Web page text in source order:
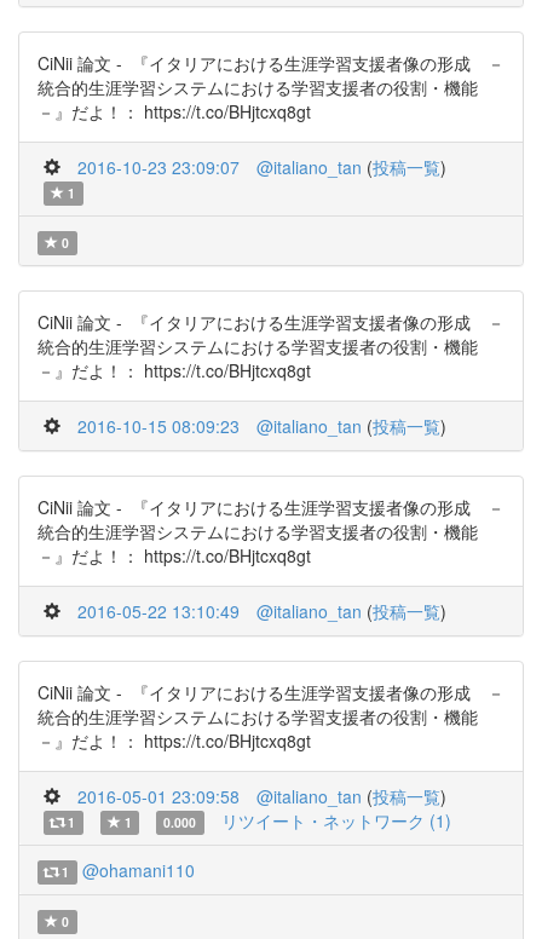
CiNii 論文 - 『イタリアにおける生涯学習支援者像の形成 －
統合的生涯学習システムにおける学習支援者の役割・機能
－』だよ！： https://t.co/BHjtcxq8gt
2016-10-23 23:09:07 @italiano_tan (投稿一覧)
1
0
CiNii 論文 - 『イタリアにおける生涯学習支援者像の形成 －
統合的生涯学習システムにおける学習支援者の役割・機能
－』だよ！： https://t.co/BHjtcxq8gt
2016-10-15 08:09:23 @italiano_tan (投稿一覧)
CiNii 論文 - 『イタリアにおける生涯学習支援者像の形成 －
統合的生涯学習システムにおける学習支援者の役割・機能
－』だよ！： https://t.co/BHjtcxq8gt
2016-05-22 13:10:49 @italiano_tan (投稿一覧)
CiNii 論文 - 『イタリアにおける生涯学習支援者像の形成 －
統合的生涯学習システムにおける学習支援者の役割・機能
－』だよ！： https://t.co/BHjtcxq8gt
2016-05-01 23:09:58 @italiano_tan (投稿一覧)
1 1 0.000 リツイート・ネットワーク (1)
1 @ohamani110
0